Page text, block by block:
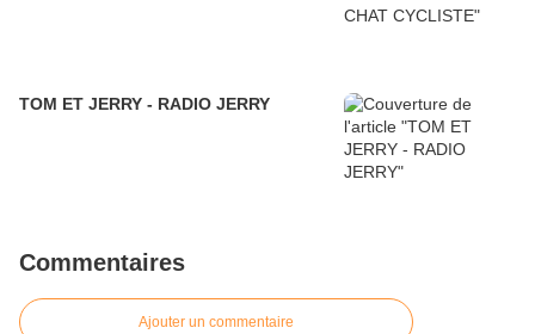
TOM ET JERRY - RADIO JERRY
Commentaires
Ajouter un commentaire